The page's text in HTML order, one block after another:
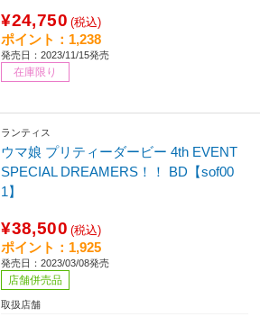
¥24,750 (税込)
ポイント：1,238
発売日：2023/11/15発売
在庫限り
ランティス
ウマ娘 プリティーダービー 4th EVENT
SPECIAL DREAMERS！！ BD【sof00
1】
¥38,500 (税込)
ポイント：1,925
発売日：2023/03/08発売
店舗併売品
取扱店舗